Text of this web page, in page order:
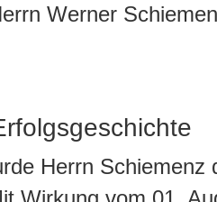
Werner
Herrn Schiemenz